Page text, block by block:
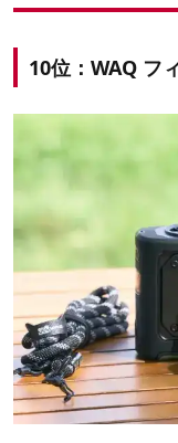
10位：WAQ フ